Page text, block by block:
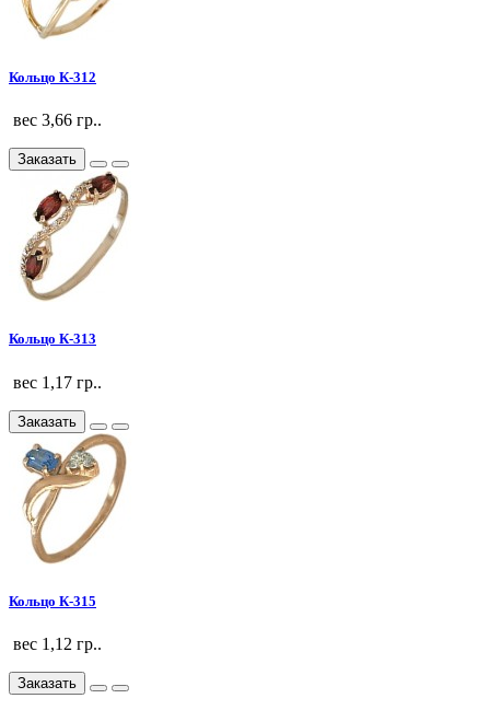
Кольцо К-312
вес 3,66 гр..
Заказать
Кольцо К-313
вес 1,17 гр..
Заказать
Кольцо К-315
вес 1,12 гр..
Заказать